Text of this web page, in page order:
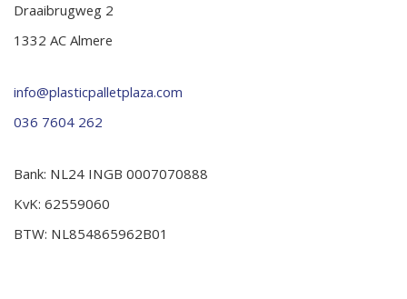
Draaibrugweg 2
1332 AC Almere
info@plasticpalletplaza.com
036 7604 262
Bank: NL24 INGB 0007070888
KvK: 62559060
BTW: NL854865962B01